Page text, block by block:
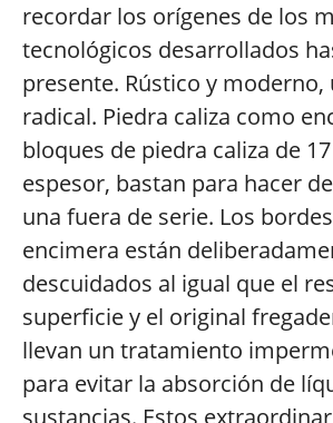
recordar los orígenes de los
tecnológicos desarrollados
presente. Rústico y moderno,
radical. Piedra caliza como
bloques de piedra caliza de
espesor, bastan para hacer
una fuera de serie. Los
encimera están
descuidados al igual que el
superficie y el original
llevan un tratamiento
para evitar la absorción de
sustancias. Estos